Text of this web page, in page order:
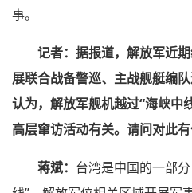
事。
记者：据报道，解放军近
展联合战备警巡、主战舰艇编
认为，解放军舰机越过“海峡中
高层窜访活动有关。请问对此有
蒋斌： 台湾是中国的一部